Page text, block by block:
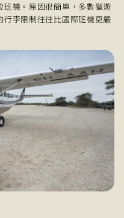
機。原因很簡單，多數獵遊
李限制往往比國際班機更嚴